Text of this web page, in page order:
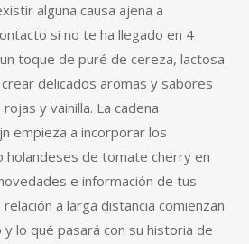
alguna causa ajena a
si no te ha llegado en 4
toque de puré de cereza, lactosa
delicados aromas y sabores
y vainilla. La cadena
empieza a incorporar los
holandeses de tomate cherry en
e información de tus
a larga distancia comienzan
lo qué pasará con su historia de